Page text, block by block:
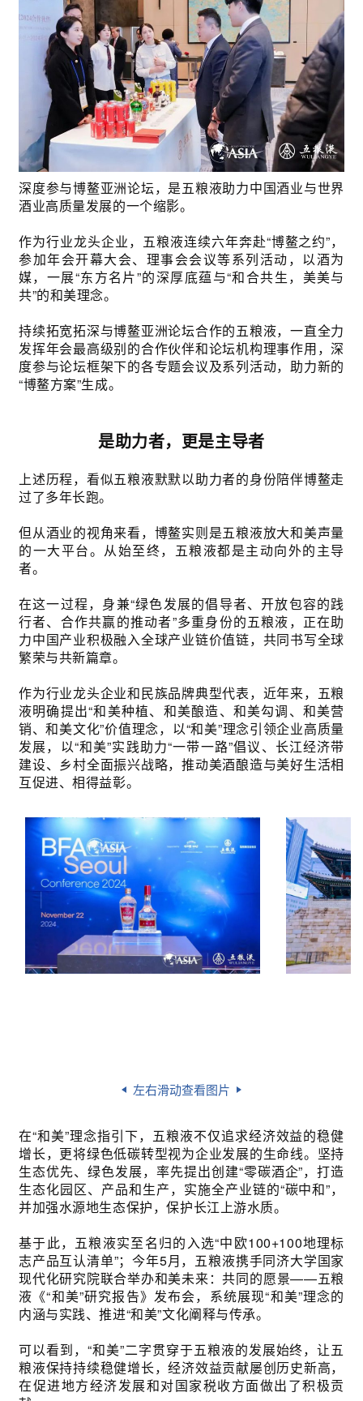
深度参与博鳌亚洲论坛，是五粮液助力中国酒业与世界
酒业高质量发展的一个缩影。
作为行业龙头企业，五粮液连续六年奔赴“博鳌之约”，
参加年会开幕大会、理事会会议等系列活动，以酒为
媒，一展“东方名片”的深厚底蕴与“和合共生，美美与
共”的和美理念。
持续拓宽拓深与博鳌亚洲论坛合作的五粮液，一直全力
发挥年会最高级别的合作伙伴和论坛机构理事作用，深
度参与论坛框架下的各专题会议及系列活动，助力新的
“博鳌方案”生成。
是助力者，更是主导者
上述历程，看似五粮液默默以助力者的身份陪伴博鳌走
过了多年长跑。
但从酒业的视角来看，博鳌实则是五粮液放大和美声量
的一大平台。从始至终，五粮液都是主动向外的主导
者。
在这一过程，身兼“绿色发展的倡导者、开放包容的践
行者、合作共赢的推动者”多重身份的五粮液，正在助
力中国产业积极融入全球产业链价值链，共同书写全球
繁荣与共新篇章。
作为行业龙头企业和民族品牌典型代表，近年来，五粮
液明确提出“和美种植、和美酿造、和美勾调、和美营
销、和美文化”价值理念，以“和美”理念引领企业高质量
发展，以“和美”实践助力“一带一路”倡议、长江经济带
建设、乡村全面振兴战略，推动美酒酿造与美好生活相
互促进、相得益彰。
左右滑动查看图片
在“和美”理念指引下，五粮液不仅追求经济效益的稳健
增长，更将绿色低碳转型视为企业发展的生命线。坚持
生态优先、绿色发展，率先提出创建“零碳酒企”，打造
生态化园区、产品和生产，实施全产业链的“碳中和”，
并加强水源地生态保护，保护长江上游水质。
基于此，五粮液实至名归的入选“中欧100+100地理标
志产品互认清单”；今年5月，五粮液携手同济大学国家
现代化研究院联合举办和美未来：共同的愿景——五粮
液《“和美”研究报告》发布会，系统展现“和美”理念的
内涵与实践、推进“和美”文化阐释与传承。
可以看到，“和美”二字贯穿于五粮液的发展始终，让五
粮液保持持续稳健增长，经济效益贡献屡创历史新高，
在促进地方经济发展和对国家税收方面做出了积极贡